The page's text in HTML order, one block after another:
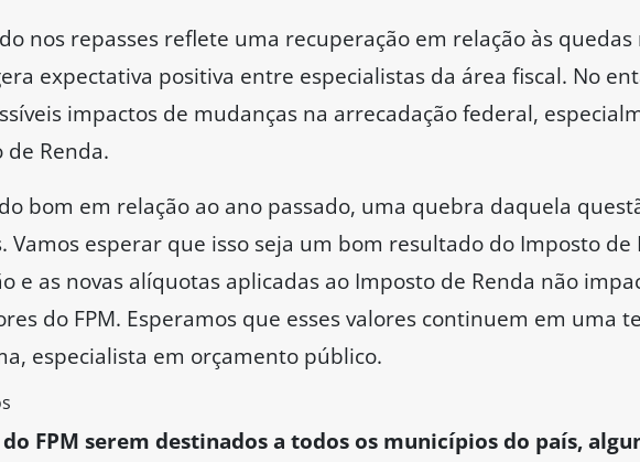
nos repasses reflete uma recuperação em relação às
expectativa positiva entre especialistas da área fiscal. No
impactos de mudanças na arrecadação federal,
Renda.
bom em relação ao ano passado, uma quebra daquela
Vamos esperar que isso seja um bom resultado do Imposto de
e as novas alíquotas aplicadas ao Imposto de Renda não
do FPM. Esperamos que esses valores continuem em uma
especialista em orçamento público.
FPM serem destinados a todos os municípios do país,